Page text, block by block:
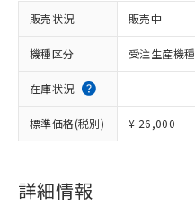
販売状況 販売中
機種区分 受注生産機種
在庫状況
標準価格(税別) ¥ 26,000
詳細情報